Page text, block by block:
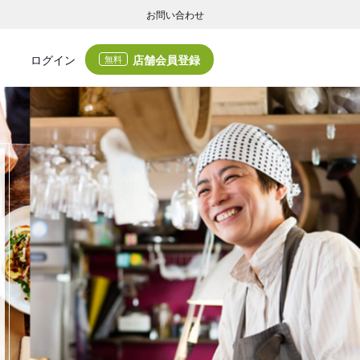
お問い合わせ
ログイン 無料 店舗会員登録
集客・業務支援
グの集客サービスと業務支援サービスで店舗経営の課題解決を支援します。